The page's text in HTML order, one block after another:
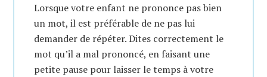
Lorsque votre enfant ne prononce pas bien
un mot, il est préférable de ne pas lui
demander de répéter. Dites correctement le
mot qu’il a mal prononcé, en faisant une
petite pause pour laisser le temps à votre